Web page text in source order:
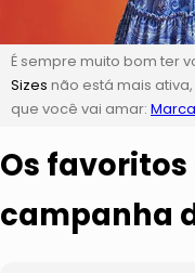
É sempre muito bom ter
Sizes não está mais
que você vai amar:
Os
campanha